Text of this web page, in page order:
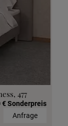
477
€ Sonderpreis
Anfrage